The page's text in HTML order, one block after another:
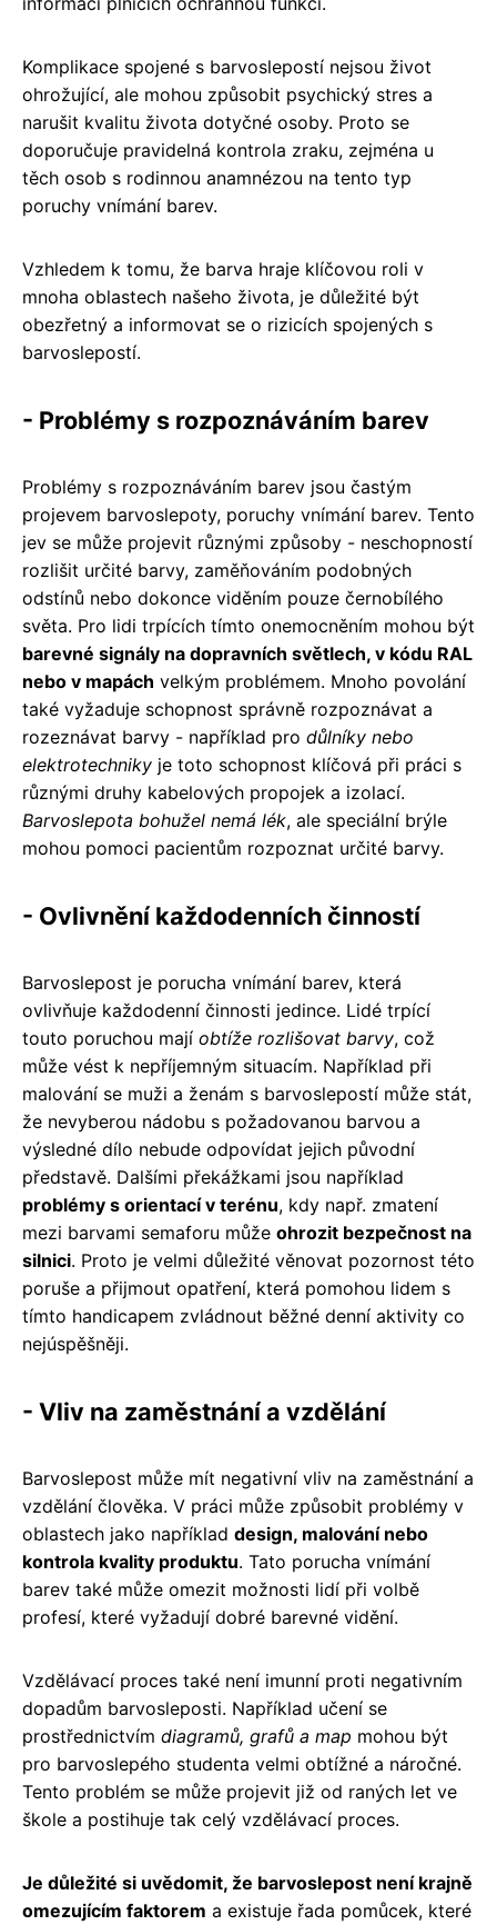
Komplikace spojené s barvoslepostí nejsou život
ohrožující, ale mohou způsobit psychický stres a
narušit kvalitu života dotyčné osoby. Proto se
doporučuje pravidelná kontrola zraku, zejména u
těch osob s rodinnou anamnézou na tento typ
poruchy vnímání barev.
Vzhledem k tomu, že barva hraje klíčovou roli v
mnoha oblastech našeho života, je důležité být
obezřetný a informovat se o rizicích spojených s
barvoslepostí.
- Problémy s rozpoznáváním barev
Problémy s rozpoznáváním barev jsou častým
projevem barvoslepoty, poruchy vnímání barev. Tento
jev se může projevit různými způsoby - neschopností
rozlišit určité barvy, zaměňováním podobných
odstínů nebo dokonce viděním pouze černobílého
světa. Pro lidi trpících tímto onemocněním mohou být
barevné signály na dopravních světlech, v kódu RAL
nebo v mapách velkým problémem. Mnoho povolání
také vyžaduje schopnost správně rozpoznávat a
rozeznávat barvy - například pro důlníky nebo
elektrotechniky je toto schopnost klíčová při práci s
různými druhy kabelových propojek a izolací.
Barvoslepota bohužel nemá lék, ale speciální brýle
mohou pomoci pacientům rozpoznat určité barvy.
- Ovlivnění každodenních činností
Barvoslepost je porucha vnímání barev, která
ovlivňuje každodenní činnosti jedince. Lidé trpící
touto poruchou mají obtíže rozlišovat barvy, což
může vést k nepříjemným situacím. Například při
malování se muži a ženám s barvoslepostí může stát,
že nevyberou nádobu s požadovanou barvou a
výsledné dílo nebude odpovídat jejich původní
představě. Dalšími překážkami jsou například
problémy s orientací v terénu, kdy např. zmatení
mezi barvami semaforu může ohrozit bezpečnost na
silnici. Proto je velmi důležité věnovat pozornost této
poruše a přijmout opatření, která pomohou lidem s
tímto handicapem zvládnout běžné denní aktivity co
nejúspěšněji.
- Vliv na zaměstnání a vzdělání
Barvoslepost může mít negativní vliv na zaměstnání a
vzdělání člověka. V práci může způsobit problémy v
oblastech jako například design, malování nebo
kontrola kvality produktu. Tato porucha vnímání
barev také může omezit možnosti lidí při volbě
profesí, které vyžadují dobré barevné vidění.
Vzdělávací proces také není imunní proti negativním
dopadům barvosleposti. Například učení se
prostřednictvím diagramů, grafů a map mohou být
pro barvoslepého studenta velmi obtížné a náročné.
Tento problém se může projevit již od raných let ve
škole a postihuje tak celý vzdělávací proces.
Je důležité si uvědomit, že barvoslepost není krajně
omezujícím faktorem a existuje řada pomůcek, které